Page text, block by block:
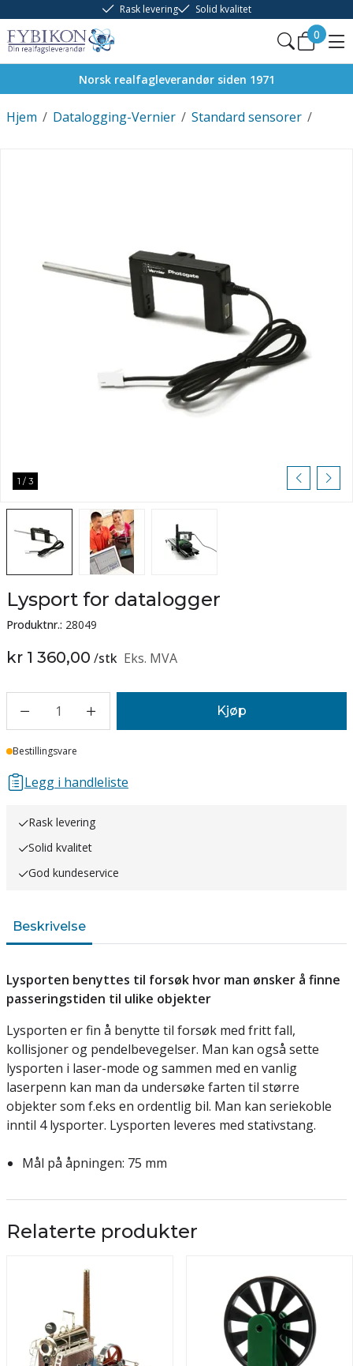
Rask levering Solid kvalitet
0
Norsk realfagleverandør siden 1971
/
Hjem /
Datalogging-Vernier /
Standard sensorer
1 / 3
Lysport for datalogger
Produktnr.: 28049
kr 1 360,00 /stk Eks. MVA
1 Kjøp
Lager
Bestillingsvare
Legg i handleliste
Rask levering
Solid kvalitet
God kundeservice
Beskrivelse
Lysporten benyttes til forsøk hvor man ønsker å finne
passeringstiden til ulike objekter
Lysporten er fin å benytte til forsøk med fritt fall,
kollisjoner og pendelbevegelser. Man kan også sette
lysporten i laser-mode og sammen med en vanlig
laserpenn kan man da undersøke farten til større
objekter som f.eks en ordentlig bil. Man kan seriekoble
inntil 4 lysporter. Lysporten leveres med stativstang.
Mål på åpningen: 75 mm
Relaterte produkter